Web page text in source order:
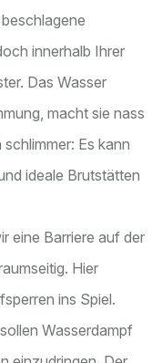
innerhalb Ihrer
Das Wasser
macht sie nass
Es kann
ideale Brutstätten
eine Barriere auf der
Hier
ins Spiel.
Wasserdampf